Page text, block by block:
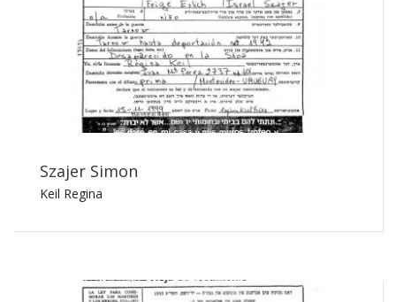
Szajer Simon
Keil Regina